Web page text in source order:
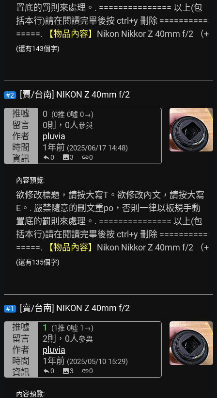
置底的罰則來處理。. =============== 以上(包
括本行)請在閱讀完畢後按 ctrl+y 刪除 ==========
=====.
【物品內容】
(還有143個字)
#2
[賣/台南] NIKON Z 40mm f/2
推噓
0 (0推 0噓 0→)
留言 0則，0人參與
作者
pluvia
時間
1年前 (2025/06/17 14:48)
資訊 0 image3 link0
內容預覽:
欲修改標題，請按大寫T。欲修改內文，請按大寫
E。. 嚴禁隨意的刪文重po，否則一律以板規手動
置底的罰則來處理。. =============== 以上(包
括本行)請在閱讀完畢後按 ctrl+y 刪除 ==========
=====.
【物品內容】
(還有135個字)
#1
[賣/台南] NIKON Z 40mm f/2
推噓
1 (1推 0噓 1→)
留言 2則，0人參與
作者
pluvia
時間
1年前 (2025/05/10 15:29)
資訊 0 image3 link0
內容預覽: